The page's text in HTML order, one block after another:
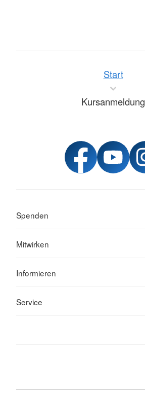
Start
Kursanmeldung
Spenden
Mitwirken
Informieren
Service